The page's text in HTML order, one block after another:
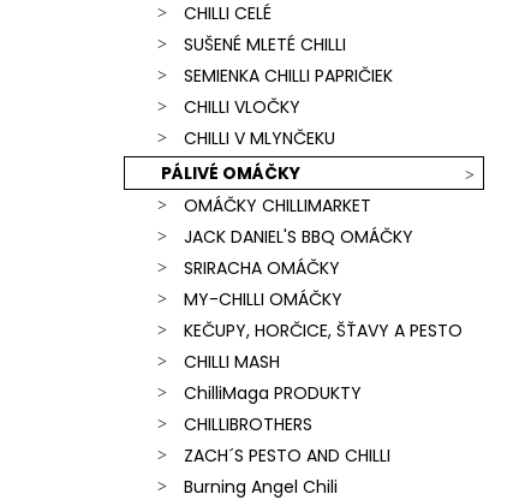
CHILLI CELÉ
SUŠENÉ MLETÉ CHILLI
SEMIENKA CHILLI PAPRIČIEK
CHILLI VLOČKY
CHILLI V MLYNČEKU
PÁLIVÉ OMÁČKY
OMÁČKY CHILLIMARKET
JACK DANIEL'S BBQ OMÁČKY
SRIRACHA OMÁČKY
MY-CHILLI OMÁČKY
KEČUPY, HORČICE, ŠŤAVY A PESTO
CHILLI MASH
ChilliMaga PRODUKTY
CHILLIBROTHERS
ZACH´S PESTO AND CHILLI
Burning Angel Chili